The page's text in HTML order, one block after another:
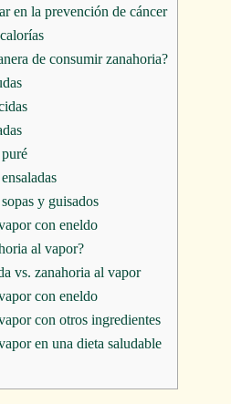
en la prevención de cáncer
de consumir zanahoria?
y guisados
con eneldo
al vapor?
vs. zanahoria al vapor
con eneldo
con otros ingredientes
en una dieta saludable